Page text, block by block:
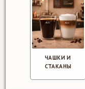
ЧАШКИ И
СТАКАНЫ